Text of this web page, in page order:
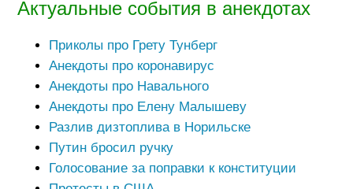
Актуальные события в анекдотах
Приколы про Грету Тунберг
Анекдоты про коронавирус
Анекдоты про Навального
Анекдоты про Елену Малышеву
Разлив дизтоплива в Норильске
Путин бросил ручку
Голосование за поправки к конституции